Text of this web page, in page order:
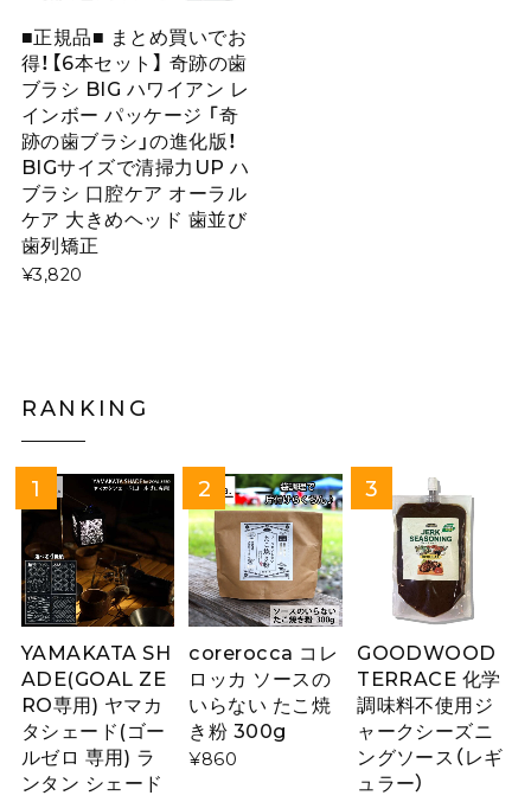
■正規品■ まとめ買いでお
得！【6本セット】 奇跡の歯
ブラシ BIG ハワイアン レ
インボー パッケージ 「奇
跡の歯ブラシ」の進化版！
BIGサイズで清掃力UP ハ
ブラシ 口腔ケア オーラル
ケア 大きめヘッド 歯並び
歯列矯正
¥3,820
RANKING
YAMAKATA SH
ADE(GOAL ZE
RO専用) ヤマカ
タシェード(ゴー
ルゼロ 専用) ラ
ンタン シェード
corerocca コレ
ロッカ ソースの
いらない たこ焼
き粉 300g
¥860
GOODWOOD
TERRACE 化学
調味料不使用ジ
ャークシーズニ
ングソース（レギ
ュラー）